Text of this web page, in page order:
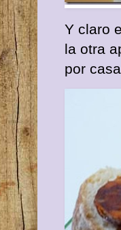
Y claro
la otra
por